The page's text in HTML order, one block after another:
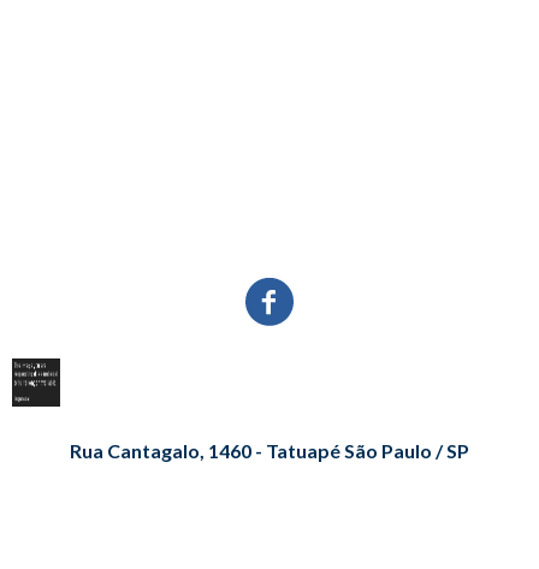
Rua Cantagalo, 1460 - Tatuapé São Paulo / SP